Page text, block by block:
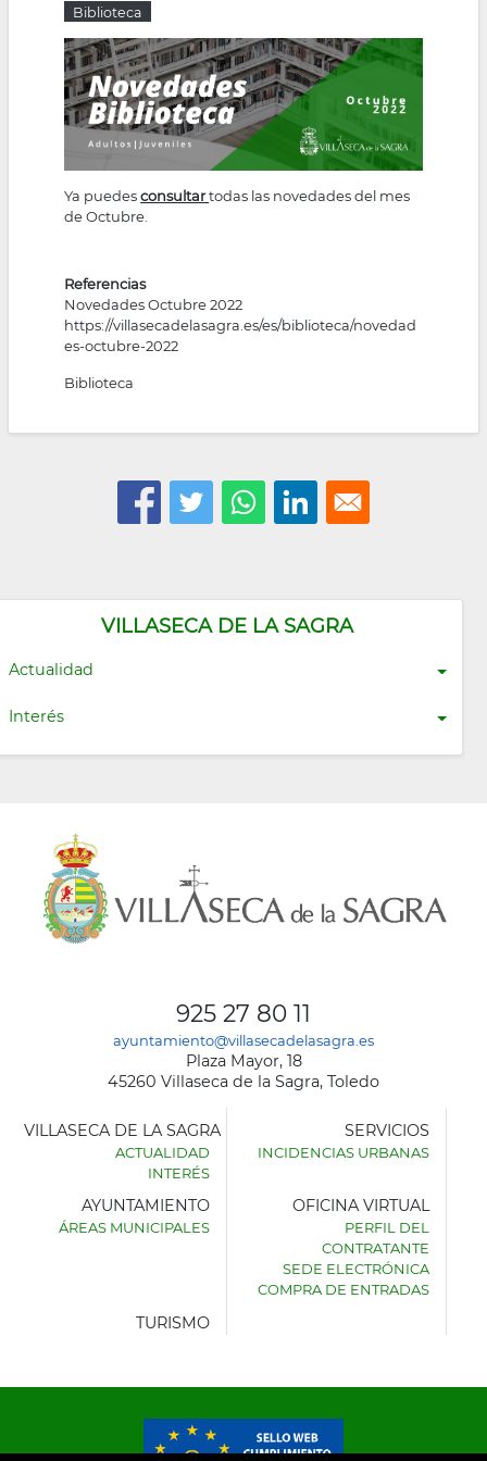
navegación
VILLASECA DE LA SAGRA
Actualidad
Interés
Biblioteca
Ya puedesconsultartodas las novedades del mes
de Octubre.
Referencias
Novedades Octubre 2022
https://villasecadelasagra.es/es/biblioteca/novedad
es-octubre-2022
Biblioteca
925 27 80 11
ayuntamiento@villasecadelasagra.es
Plaza Mayor, 18
45260 Villaseca de la Sagra, Toledo
AYUNTAMIENTO
VILLASECA DE LA SAGRA
ACTUALIDAD
INTERÉS
SERVICIOS
INCIDENCIAS URBANAS
AYUNTAMIENTO
ÁREAS MUNICIPALES
OFICINA VIRTUAL
PERFIL DEL
CONTRATANTE
SEDE ELECTRÓNICA
COMPRA DE ENTRADAS
TURISMO